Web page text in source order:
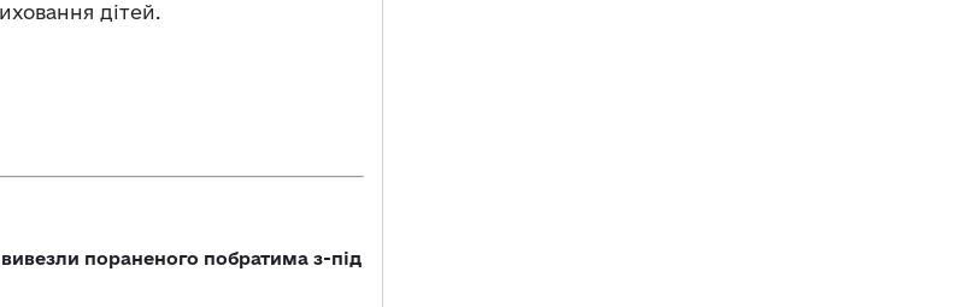
дітей.
пораненого побратима з-під